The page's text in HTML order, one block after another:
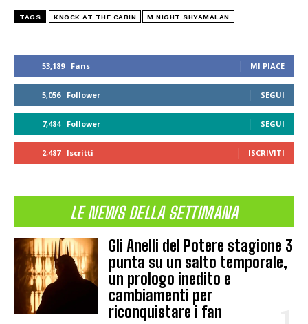
53,189 Fans MI PIACE
5,056 Follower SEGUI
7,484 Follower SEGUI
2,487 Iscritti ISCRIVITI
LE NEWS DELLA SETTIMANA
Gli Anelli del Potere stagione 3
punta su un salto temporale,
un prologo inedito e
cambiamenti per
riconquistare i fan
TAGS KNOCK AT THE CABIN M NIGHT SHYAMALAN